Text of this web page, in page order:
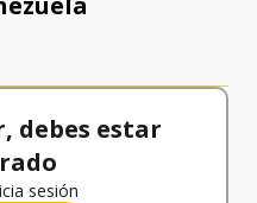
debes estar
sesión